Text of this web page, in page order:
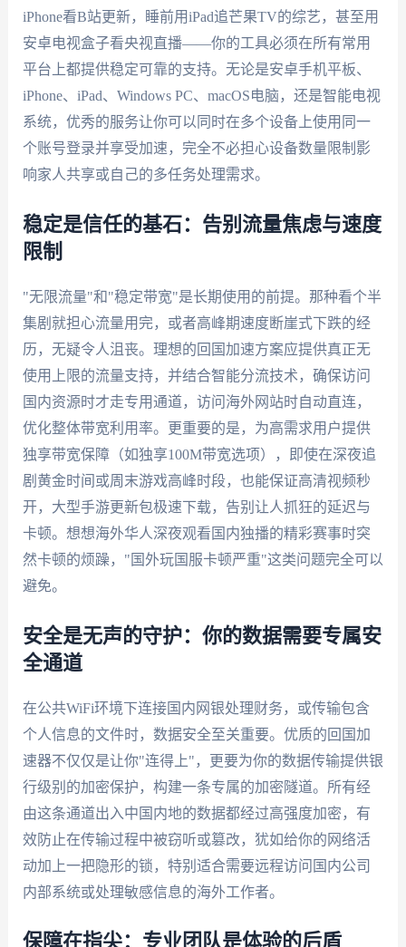
iPhone看B站更新，睡前用iPad追芒果TV的综艺，甚至用
安卓电视盒子看央视直播——你的工具必须在所有常用
平台上都提供稳定可靠的支持。无论是安卓手机平板、
iPhone、iPad、Windows PC、macOS电脑，还是智能电视
系统，优秀的服务让你可以同时在多个设备上使用同一
个账号登录并享受加速，完全不必担心设备数量限制影
响家人共享或自己的多任务处理需求。
稳定是信任的基石：告别流量焦虑与速度
限制
"无限流量"和"稳定带宽"是长期使用的前提。那种看个半
集剧就担心流量用完，或者高峰期速度断崖式下跌的经
历，无疑令人沮丧。理想的回国加速方案应提供真正无
使用上限的流量支持，并结合智能分流技术，确保访问
国内资源时才走专用通道，访问海外网站时自动直连，
优化整体带宽利用率。更重要的是，为高需求用户提供
独享带宽保障（如独享100M带宽选项），即使在深夜追
剧黄金时间或周末游戏高峰时段，也能保证高清视频秒
开，大型手游更新包极速下载，告别让人抓狂的延迟与
卡顿。想想海外华人深夜观看国内独播的精彩赛事时突
然卡顿的烦躁，"国外玩国服卡顿严重"这类问题完全可以
避免。
安全是无声的守护：你的数据需要专属安
全通道
在公共WiFi环境下连接国内网银处理财务，或传输包含
个人信息的文件时，数据安全至关重要。优质的回国加
速器不仅仅是让你"连得上"，更要为你的数据传输提供银
行级别的加密保护，构建一条专属的加密隧道。所有经
由这条通道出入中国内地的数据都经过高强度加密，有
效防止在传输过程中被窃听或篡改，犹如给你的网络活
动加上一把隐形的锁，特别适合需要远程访问国内公司
内部系统或处理敏感信息的海外工作者。
保障在指尖：专业团队是体验的后盾